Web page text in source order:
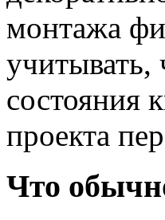
монтажа
учитывать,
состояния
проекта
Что